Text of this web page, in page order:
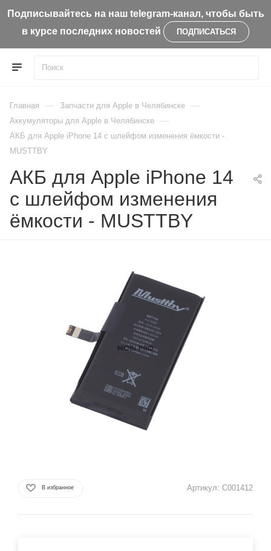
Подписывайтесь на наш telegram-канал, чтобы быть
в курсе последних новостей
ПОДПИСАТЬСЯ
Главная — Запчасти для Apple в Челябинске —
Aккумуляторы для Apple в Челябинске —
АКБ для Apple iPhone 14 с шлейфом изменения ёмкости -
MUSTTBY
АКБ для Apple iPhone 14
с шлейфом изменения
ёмкости - MUSTTBY
В избранное Артикул: C001412